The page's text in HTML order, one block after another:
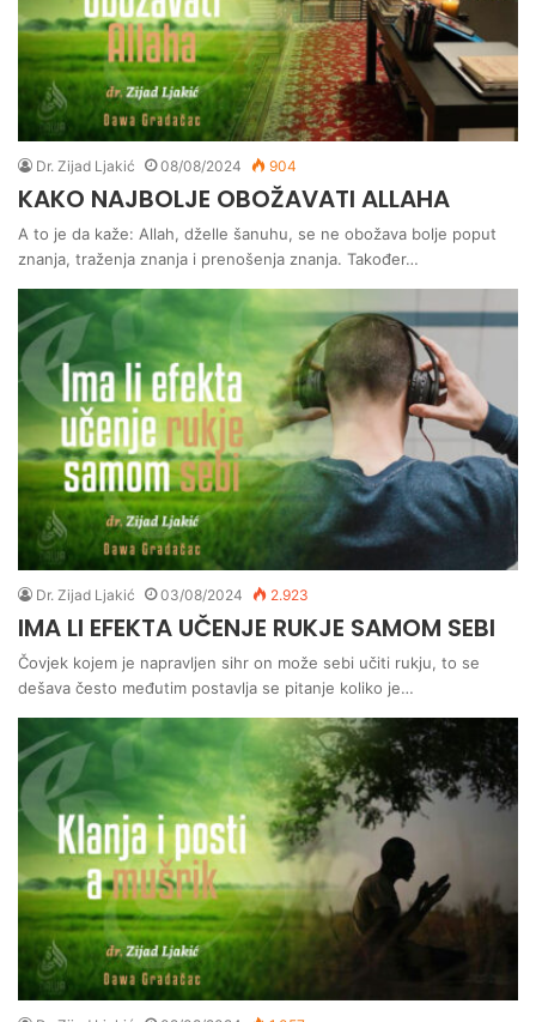
Dr. Zijad Ljakić 08/08/2024 904
KAKO NAJBOLJE OBOŽAVATI ALLAHA
A to je da kaže: Allah, dželle šanuhu, se ne obožava bolje poput
znanja, traženja znanja i prenošenja znanja. Također…
Dr. Zijad Ljakić 03/08/2024 2.923
IMA LI EFEKTA UČENJE RUKJE SAMOM SEBI
Čovjek kojem je napravljen sihr on može sebi učiti rukju, to se
dešava često međutim postavlja se pitanje koliko je…